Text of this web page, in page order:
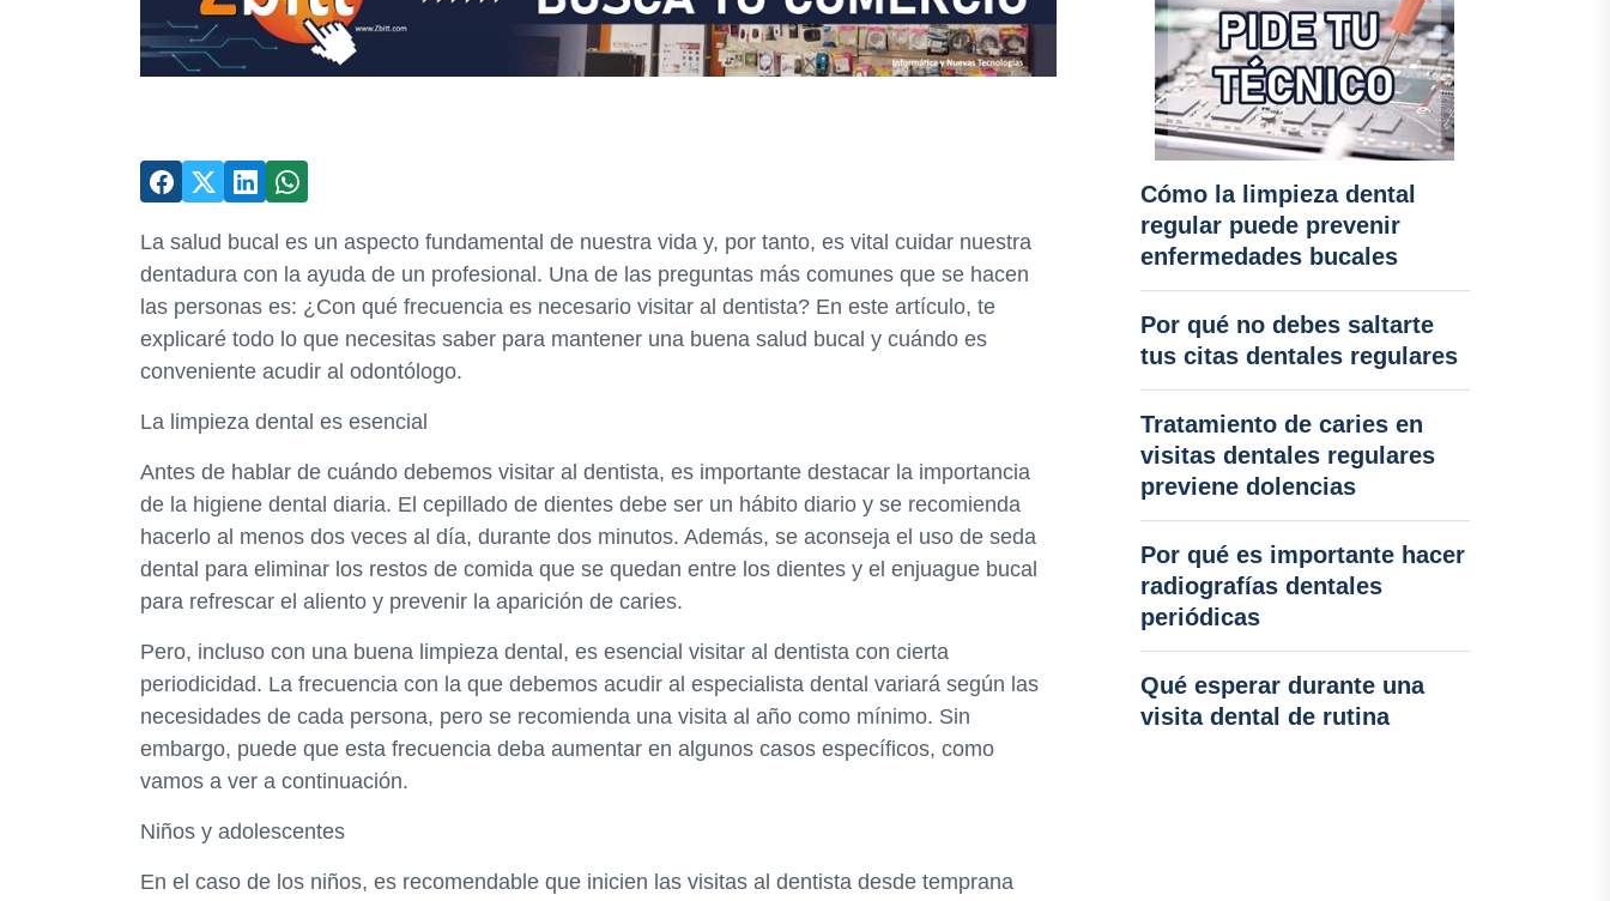
La salud bucal es un aspecto fundamental de nuestra vida y, por tanto, es vital cuidar nuestra
dentadura con la ayuda de un profesional. Una de las preguntas más comunes que se hacen
las personas es: ¿Con qué frecuencia es necesario visitar al dentista? En este artículo, te
explicaré todo lo que necesitas saber para mantener una buena salud bucal y cuándo es
conveniente acudir al odontólogo.
La limpieza dental es esencial
Antes de hablar de cuándo debemos visitar al dentista, es importante destacar la importancia
de la higiene dental diaria. El cepillado de dientes debe ser un hábito diario y se recomienda
hacerlo al menos dos veces al día, durante dos minutos. Además, se aconseja el uso de seda
dental para eliminar los restos de comida que se quedan entre los dientes y el enjuague bucal
para refrescar el aliento y prevenir la aparición de caries.
Pero, incluso con una buena limpieza dental, es esencial visitar al dentista con cierta
periodicidad. La frecuencia con la que debemos acudir al especialista dental variará según las
necesidades de cada persona, pero se recomienda una visita al año como mínimo. Sin
embargo, puede que esta frecuencia deba aumentar en algunos casos específicos, como
vamos a ver a continuación.
Niños y adolescentes
En el caso de los niños, es recomendable que inicien las visitas al dentista desde temprana
Cómo la limpieza dental
regular puede prevenir
enfermedades bucales
Por qué no debes saltarte
tus citas dentales regulares
Tratamiento de caries en
visitas dentales regulares
previene dolencias
Por qué es importante hacer
radiografías dentales
periódicas
Qué esperar durante una
visita dental de rutina